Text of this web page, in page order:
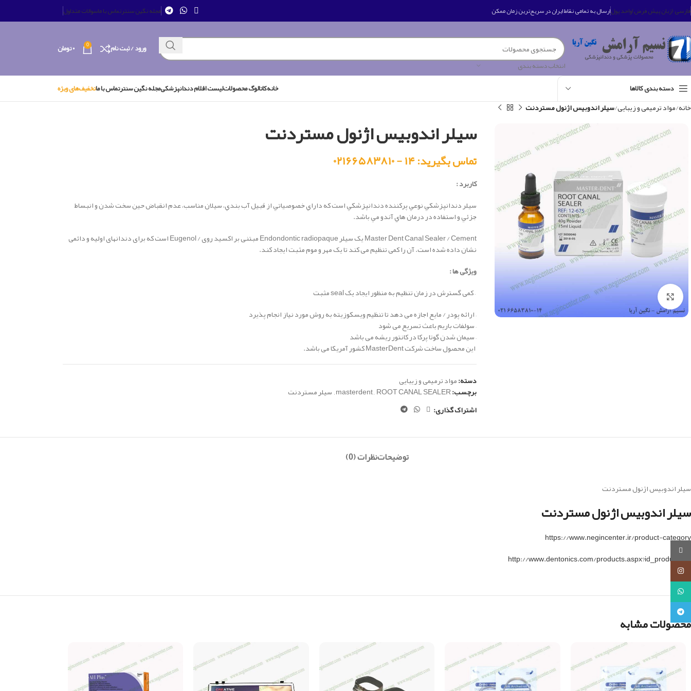
فارسی (زبان پیش فرض)واحد پولارسال به تمامی نقاط ایران در سریع‌ترین زمان ممکن مجله نگین سنترتماس با ماسوالات متداول
انتخاب دسته بندی
ورود / ثبت نام 0 ۰تومان
دسته بندی کالاها خانهکاتالوگ محصولاتلیست اقلام دندانپزشکیمجله نگین سنترتماس با ماتخفیف‌های ویژه
خانه مواد ترمیمی و زیبایی سیلر اندوبیس اژنول مستردنت
سیلر اندوبیس اژنول مستردنت
تماس بگیرید: ۱۴ - ۰۲۱۶۶۵۸۳۸۱۰
کاربرد :
سيلر دندانپزشكي نوعي پركننده دندانپزشكي است كه داراي خصوصياتي از قبيل آب بندي، سيلان مناسب، عدم انقباض حين سخت شدن و انبساط
جزئي و استفاده در درمان هاي آندو مي باشد.
Master Dent Canal Sealer / Cement یک سیلر Endondontic radiopaque مبتنی بر اکسید روی / Eugenol است که برای دندانهای اولیه و دائمی
نشان داده شده است.آن را کمی تنظیم می کند تا یک مهر و موم مثبت ایجاد کند.
ویژگی ها :
– کمیگسترشدر زمان تنظیم به منظور ایجاد یک seal مثبت
– ارائه پودر / مایع اجازه می دهد تا تنظیم ویسکوزیته به روش مورد نیازانجام پذیرد
– سولفات باریم باعث تسریع می شود
– سیمان شدن گوتا پرکا در کانتور ریشه می باشد
این محصول ساخت شرکت MasterDent کشور آمریکا می باشد.
دسته:مواد ترمیمی و زیبایی
برچسب: masterdent,ROOT CANAL SEALER
,سیلر مستردنت
اشتراک گذاری:
توضیحاتنظرات (0)
سیلر اندوبیس اژنول مستردنت
سیلر اندوبیس اژنول مستردنت
https://www.negincenter.ir/product-category
http://www.dentonics.com/products.aspx?id_product=37
محصولات مشابه